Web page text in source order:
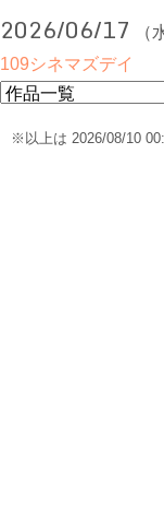
2026/06/17
（
109シネマズデイ
※以上は 2026/08/10